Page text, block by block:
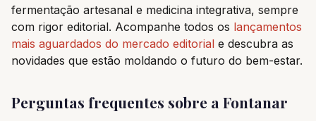
fermentação artesanal e medicina integrativa, sempre
com rigor editorial. Acompanhe todos os lançamentos
mais aguardados do mercado editorial e descubra as
novidades que estão moldando o futuro do bem-estar.
Perguntas frequentes sobre a Fontanar